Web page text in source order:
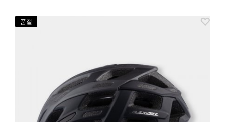
품절